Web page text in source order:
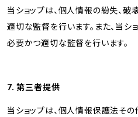
当ショップは、個人情報の紛失、
適切な監督を行います。また、当
必要かつ適切な監督を行います。
7. 第三者提供
当ショップは、個人情報保護法そ